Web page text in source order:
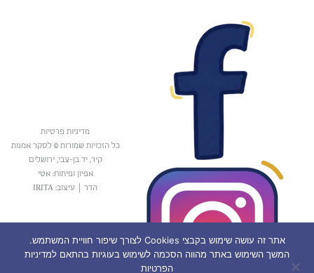
מדיניות פרטיות
כל הזכויות שמורות © לסקר אמנות
קיר, יד בן-צבי, ירושלים
אפיון ופיתוח: אטי
הדר
עיצוב: IRITA
אתר זה עושה שימוש בקבצי Cookies לצורך שיפור חוויית המשתמש.
המשך השימוש באתר מהווה הסכמה לשימוש בעוגיות בהתאם למדיניות
הפרטיות